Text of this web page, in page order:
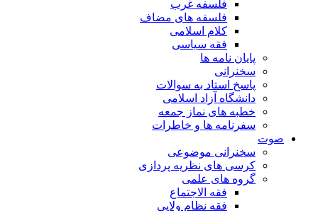
فلسفه غرب
فلسفه های مضاف
کلام اسلامی
فقه سیاسی
پایان نامه ها
سخنرانی
پاسخ استاد به سوالات
دانشگاه آزاد اسلامی
خطبه های نماز جمعه
سفرنامه ها و خاطرات
صوت
سخنرانی موضوعی
کرسی های نظریه پردازی
گروه های علمی
فقه الاجتماع
فقه نظام ولایی